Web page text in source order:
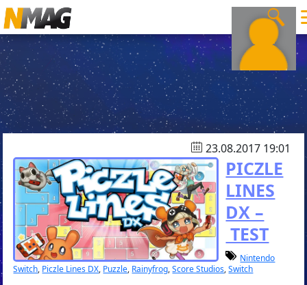
23.08.2017 19:01
PICZLE
LINES
DX –
TEST
Nintendo
Switch, Piczle Lines DX, Puzzle, Rainyfrog,Score Studios,Switch